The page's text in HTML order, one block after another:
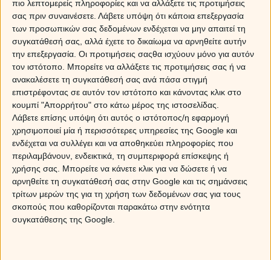
πιο λεπτομερείς πληροφορίες και να αλλάξετε τις προτιμήσεις
σας πριν συναινέσετε. Λάβετε υπόψη ότι κάποια επεξεργασία
των προσωπικών σας δεδομένων ενδέχεται να μην απαιτεί τη
συγκατάθεσή σας, αλλά έχετε το δικαίωμα να αρνηθείτε αυτήν
την επεξεργασία. Οι προτιμήσεις σαςθα ισχύουν μόνο για αυτόν
τον ιστότοπο. Μπορείτε να αλλάξετε τις προτιμήσεις σας ή να
ανακαλέσετε τη συγκατάθεσή σας ανά πάσα στιγμή
επιστρέφοντας σε αυτόν τον ιστότοπο και κάνοντας κλικ στο
κουμπί "Απορρήτου" στο κάτω μέρος της ιστοσελίδας.
Λάβετε επίσης υπόψη ότι αυτός ο ιστότοπος/η εφαρμογή
χρησιμοποιεί μία ή περισσότερες υπηρεσίες της Google και
ενδέχεται να συλλέγει και να αποθηκεύει πληροφορίες που
περιλαμβάνουν, ενδεικτικά, τη συμπεριφορά επίσκεψης ή
χρήσης σας. Μπορείτε να κάνετε κλικ για να δώσετε ή να
αρνηθείτε τη συγκατάθεσή σας στην Google και τις σημάνσεις
τρίτων μερών της για τη χρήση των δεδομένων σας για τους
σκοπούς που καθορίζονται παρακάτω στην ενότητα
συγκατάθεσης της Google.
A Β Γ Δ Ε Ζ Η Θ
Ι Κ Λ Μ Ν Ξ Ο Π
Ρ Σ Τ Υ Φ Χ Ψ Ω
Sponsored Links